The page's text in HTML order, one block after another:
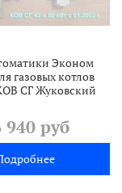
Эконом
газовых котлов
СГ Жуковский
940 руб